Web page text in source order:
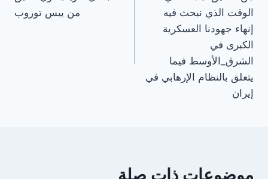
الوقت الذي نبحث فيه
إنهاء جهودنا العسكرية
الكبرى في
الشرق_الأوسط فيما
يتعلق بالنظام الإرهابي في
إيران
من ييس توروب
موضوعات ذات صلة